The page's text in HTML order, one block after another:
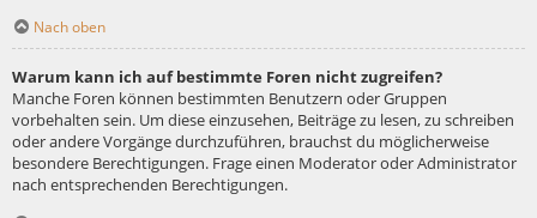
Nach oben
Warum kann ich auf bestimmte Foren nicht zugreifen?
Manche Foren können bestimmten Benutzern oder Gruppen
vorbehalten sein. Um diese einzusehen, Beiträge zu lesen, zu schreiben
oder andere Vorgänge durchzuführen, brauchst du möglicherweise
besondere Berechtigungen. Frage einen Moderator oder Administrator
nach entsprechenden Berechtigungen.